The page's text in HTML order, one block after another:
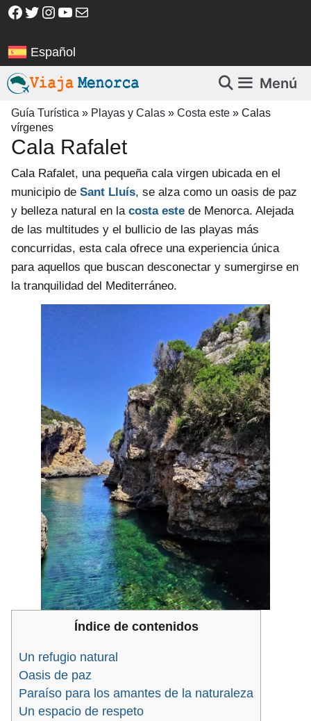
Saltar
Facebook
Twitter
Instagram
YouTube
Correo electrónico
Español
Menú
Guía Turística » Playas y Calas » Costa este » Calas
vírgenes
Cala Rafalet
Cala Rafalet, una pequeña cala virgen ubicada en el
municipio de Sant Lluís, se alza como un oasis de paz
y belleza natural en la costa este de Menorca. Alejada
de las multitudes y el bullicio de las playas más
concurridas, esta cala ofrece una experiencia única
para aquellos que buscan desconectar y sumergirse en
la tranquilidad del Mediterráneo.
Índice de contenidos
Un refugio natural
Oasis de paz
Paraíso para los amantes de la naturaleza
Un espacio de respeto